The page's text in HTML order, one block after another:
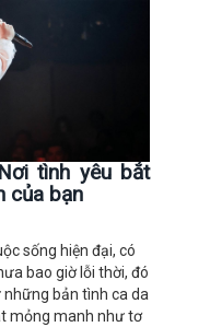
tình yêu bắt
của bạn
sống hiện đại, có
bao giờ lỗi thời, đó
bản tình ca da
mỏng manh như tơ